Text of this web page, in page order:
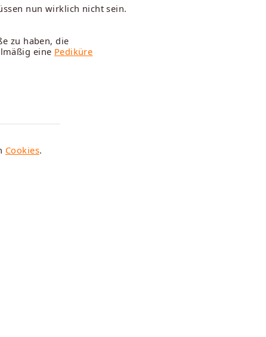
nun wirklich nicht sein.
zu haben, die
eine Pediküre
Cookies.